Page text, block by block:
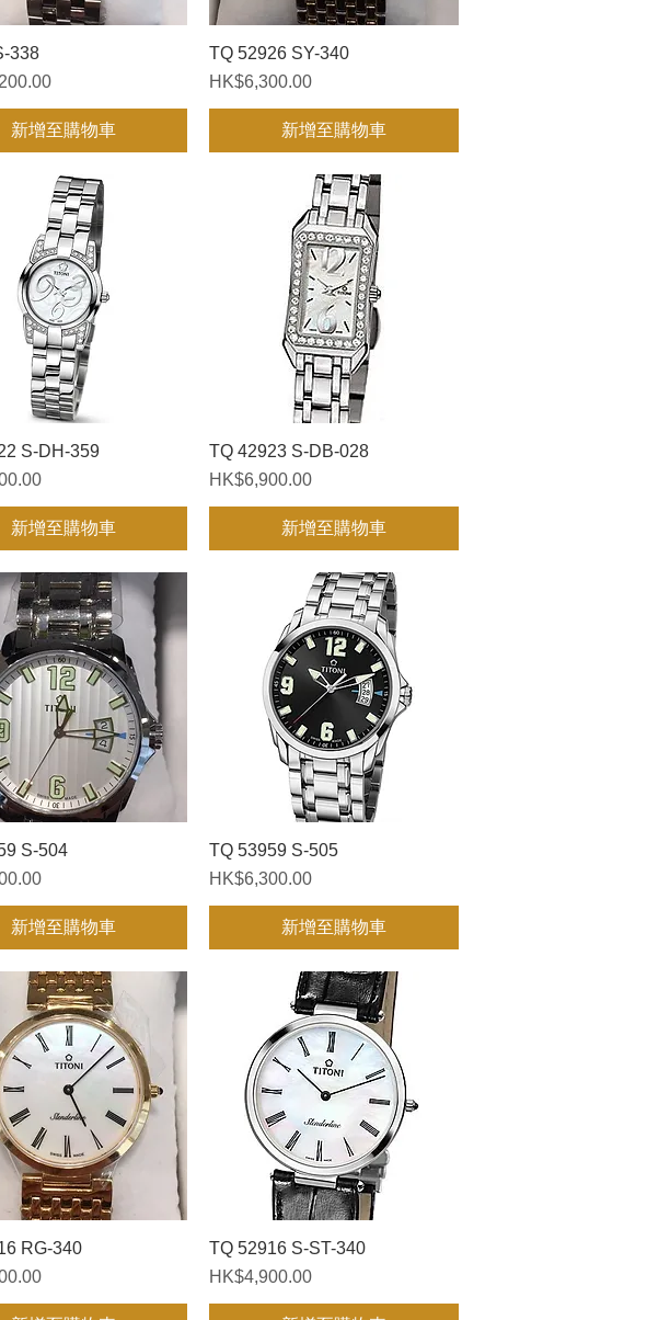
快速瀏覽
338
新增至購物車
快速瀏覽
TQ 52926 SY-340
價格
HK$6,300.00
新增至購物車
快速瀏覽
S-DH-359
新增至購物車
快速瀏覽
TQ 42923 S-DB-028
價格
HK$6,900.00
新增至購物車
快速瀏覽
S-504
新增至購物車
快速瀏覽
TQ 53959 S-505
價格
HK$6,300.00
新增至購物車
快速瀏覽
RG-340
快速瀏覽
TQ 52916 S-ST-340
價格
HK$4,900.00